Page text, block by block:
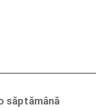
săptămână